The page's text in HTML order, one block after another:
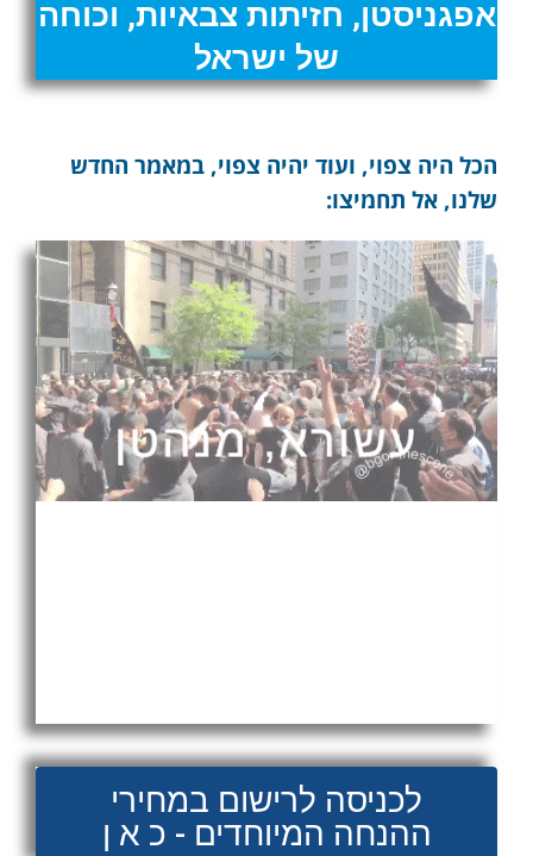
אפגניסטן, חזיתות צבאיות, וכוחה
של ישראל
הכל היה צפוי, ועוד יהיה צפוי, במאמר החדש
שלנו, אל תחמיצו:
לכניסה לרישום במחירי
ההנחה המיוחדים - כ א ן